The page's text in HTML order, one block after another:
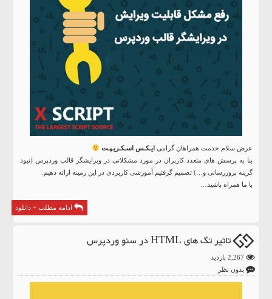
عرض سلام خدمت همراهان گرامی ایـکـس اسـکـریـپـت
بنا به پرسش های متعدد کاربران در مورد مشکلاتی در ویرایشگر قالب وردپرس (نبود
گزینه بروزرسانی و…) تصمیم گرفتیم آموزشی کاربردی در این زمینه ارائه دهیم.
با ما همراه باشید…
ادامه مطلب + دانلود
تاثیر تگ های HTML در سئو وردپرس
2,267 بازدید
بدون نظر